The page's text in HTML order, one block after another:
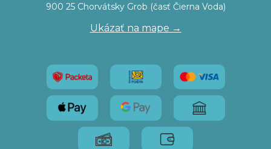
900 25 Chorvátsky Grob (časť Čierna Voda)
Ukázať na mape →